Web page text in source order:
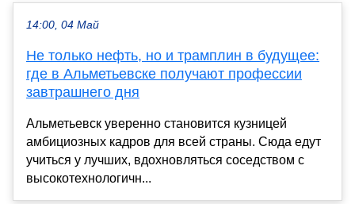
14:00, 04 Май
Не только нефть, но и трамплин в будущее:
где в Альметьевске получают профессии
завтрашнего дня
Альметьевск уверенно становится кузницей
амбициозных кадров для всей страны. Сюда едут
учиться у лучших, вдохновляться соседством с
высокотехнологичн...